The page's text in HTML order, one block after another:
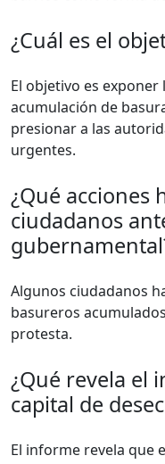
¿Cuál es el
El objetivo es
acumulación de
presionar a las
urgentes.
¿Qué acciones
ciudadanos
Algunos ciudadanos
basureros
protesta.
¿Qué revela el
capital de
El informe revela que